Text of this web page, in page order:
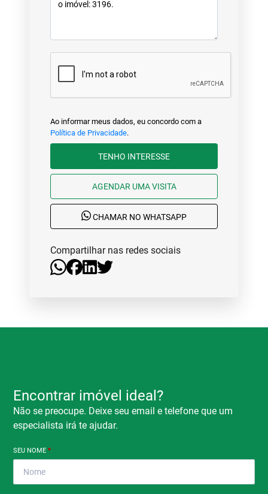
Ao informar meus dados, eu concordo com a
Política de Privacidade.
TENHO INTERESSE
AGENDAR UMA VISITA
CHAMAR NO WHATSAPP
Compartilhar nas redes sociais
Encontrar imóvel ideal?
Não se preocupe. Deixe seu email e telefone que um
especialista irá te ajudar.
SEU NOME*